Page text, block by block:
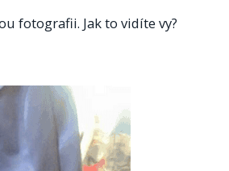
fotografii. Jak to vidíte vy?